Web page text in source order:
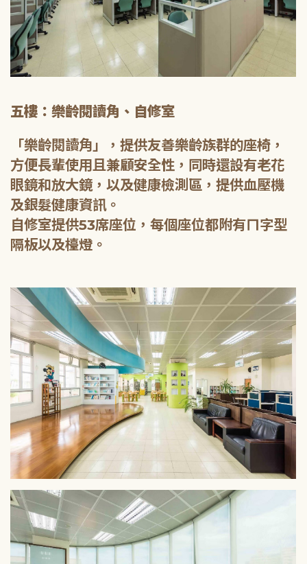
五樓：樂齡閱讀角、自修室
「樂齡閱讀角」，提供友善樂齡族群的座椅，
方便長輩使用且兼顧安全性，同時還設有老花
眼鏡和放大鏡，以及健康檢測區，提供血壓機
及銀髮健康資訊。
自修室提供53席座位，每個座位都附有ㄇ字型